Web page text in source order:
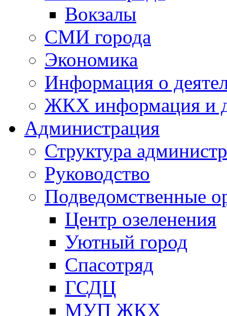
Вокзалы
СМИ города
Экономика
Информация о
ЖКХ информация и
Администрация
Структура
Руководство
Подведомственные
Центр озеленения
Уютный город
Спасотряд
ГСДЦ
МУП ЖКХ